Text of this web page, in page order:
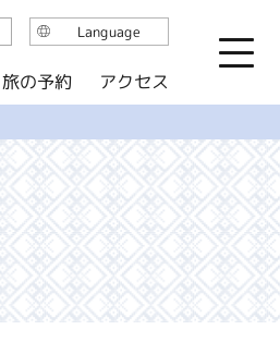
旅の予約 アクセス
Language
English
简体中文
한국어